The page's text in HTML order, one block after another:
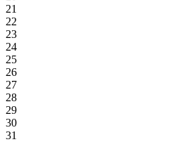
21
22
23
24
25
26
27
28
29
30
31